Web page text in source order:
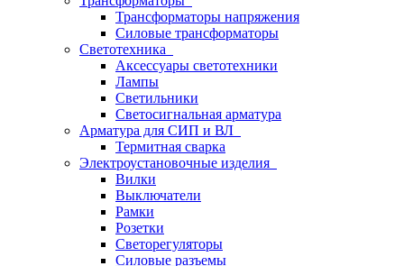
Трансформаторы напряжения
Силовые трансформаторы
Светотехника
Аксессуары светотехники
Лампы
Светильники
Светосигнальная арматура
Арматура для СИП и ВЛ
Термитная сварка
Электроустановочные изделия
Вилки
Выключатели
Рамки
Розетки
Светорегуляторы
Силовые разъемы